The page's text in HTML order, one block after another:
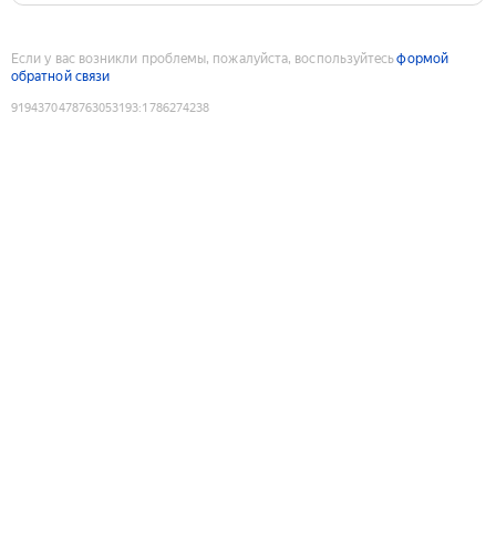
Если у вас возникли проблемы, пожалуйста, воспользуйтесьформой
обратной связи
9194370478763053193:1786274238